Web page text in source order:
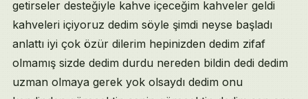
getirseler desteğiyle kahve içeceğim kahveler geldi
kahveleri içiyoruz dedim söyle şimdi neyse başladı
anlattı iyi çok özür dilerim hepinizden dedim zifaf
olmamış sizde dedim durdu nereden bildin dedi dedim
uzman olmaya gerek yok olsaydı dedim onu